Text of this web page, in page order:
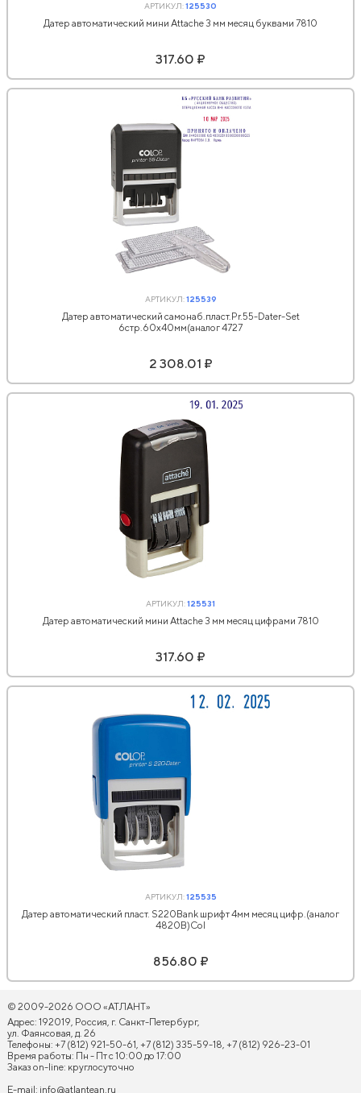
АРТИКУЛ:125530
Датер автоматический мини Attache 3 мм месяц буквами 7810
317.60 ₽
АРТИКУЛ:125539
Датер автоматический самонаб.пласт.Pr.55-Dater-Set
6стр.60х40мм(аналог 4727
2 308.01 ₽
АРТИКУЛ:125531
Датер автоматический мини Attache 3 мм месяц цифрами 7810
317.60 ₽
АРТИКУЛ:125535
Датер автоматический пласт. S220Bank шрифт 4мм месяц цифр.(аналог
4820B)Col
856.80 ₽
© 2009-2026 ООО «АТЛАНТ»
Адрес: 192019, Россия, г. Санкт-Петербург,
ул. Фаянсовая, д. 26
Телефоны: +7 (812) 921-50-61, +7 (812) 335-59-18, +7 (812) 926-23-01
Время работы: Пн - Пт с 10:00 до 17:00
Заказ on-line: круглосуточно
E-mail: info@atlantean.ru